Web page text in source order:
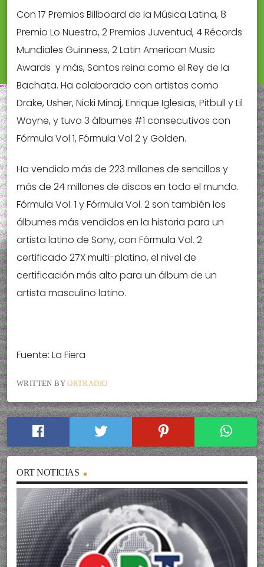
Con 17 Premios Billboard de la Música Latina, 8
Premio Lo Nuestro, 2 Premios Juventud, 4 Récords
Mundiales Guinness, 2 Latin American Music
Awards y más, Santos reina como el Rey de la
Bachata. Ha colaborado con artistas como
Drake, Usher, Nicki Minaj, Enrique Iglesias, Pitbull y Lil
Wayne, y tuvo 3 álbumes #1 consecutivos con
Fórmula Vol 1, Fórmula Vol 2 y Golden.
Ha vendido más de 223 millones de sencillos y
más de 24 millones de discos en todo el mundo.
Fórmula Vol. 1 y Fórmula Vol. 2 son también los
álbumes más vendidos en la historia para un
artista latino de Sony, con Fórmula Vol. 2
certificado 27X multi-platino, el nivel de
certificación más alto para un álbum de un
artista masculino latino.
Fuente: La Fiera
WRITTEN BYORTRADIO
ORT NOTICIAS